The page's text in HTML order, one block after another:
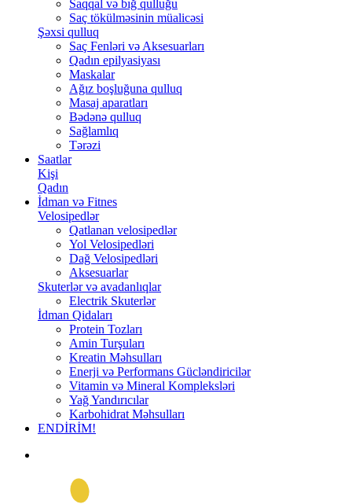
Saqqal və bığ qulluğu
Saç tökülməsinin müalicəsi
Şəxsi qulluq
Saç Fenləri və Aksesuarları
Qadın epilyasiyası
Maskalar
Ağız boşluğuna qulluq
Masaj aparatları
Bədənə qulluq
Sağlamlıq
Tərəzi
Saatlar
Kişi
Qadın
İdman və Fitnes
Velosipedlər
Qatlanan velosipedlər
Yol Velosipedləri
Dağ Velosipedləri
Aksesuarlar
Skuterlər və avadanlıqlar
Electrik Skuterlər
İdman Qidaları
Protein Tozları
Amin Turşuları
Kreatin Məhsulları
Enerji və Performans Gücləndiricilər
Vitamin və Mineral Kompleksləri
Yağ Yandırıcılar
Karbohidrat Məhsulları
ENDİRİM!